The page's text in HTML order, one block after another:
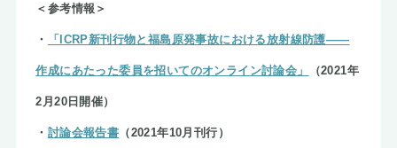
＜参考情報＞
・ 「ICRP新刊行物と福島原発事故における放射線防護――
作成にあたった委員を招いてのオンライン討論会」 （2021年
2月20日開催）
・ 討論会報告書 （2021年10月刊行）